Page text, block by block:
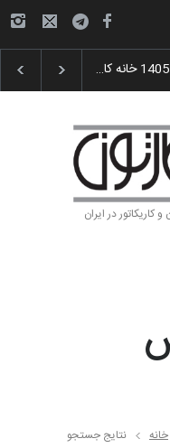
1405 خانه کا…
در ایران
خانه نتایج جستجو